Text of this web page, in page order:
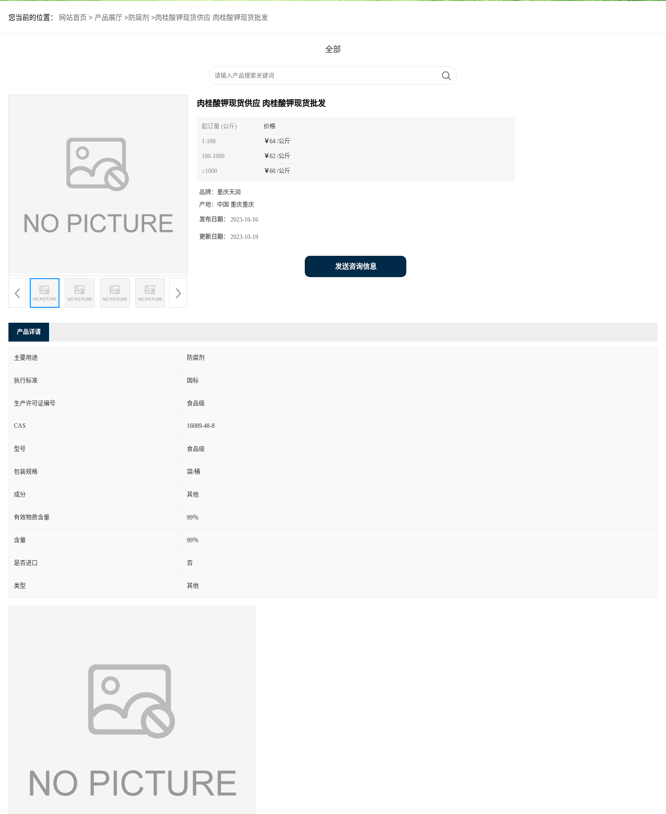
您当前的位置： 网站首页 > 产品展厅 >防腐剂 >肉桂酸钾现货供应 肉桂酸钾现货批发
全部
肉桂酸钾现货供应 肉桂酸钾现货批发
起订量 (公斤) 价格
1-100 ￥64 /公斤
100-1000 ￥62 /公斤
≥1000 ￥60 /公斤
品牌： 重庆天润
产地： 中国 重庆重庆
发布日期： 2023-10-16
更新日期： 2023-10-19
发送咨询信息
产品详请
主要用途 防腐剂
执行标准 国标
生产许可证编号 食品级
CAS 16089-48-8
型号 食品级
包装规格 袋/桶
成分 其他
有效物质含量 99％
含量 99％
是否进口 否
类型 其他